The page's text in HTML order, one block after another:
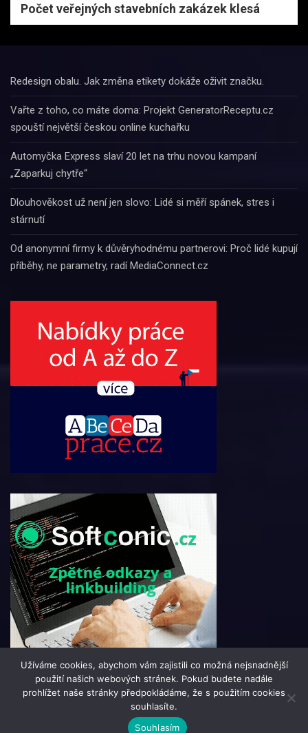
Počet veřejných stavebních zakázek klesá
Redesign obalu. Jak změna etikety dokáže oživit značku.
Vařte z toho, co máte doma: Projekt GeneratorReceptu.cz
spouští největší českou online kuchařku
Automyčka Express slaví 20 let na trhu novou kampaní
„Zaparkuj chytře“
Dlouhověkost už není jen slovo: Lidé si měří spánek, stres i
stárnutí
Od anonymní firmy k důvěryhodnému partnerovi: Proč lidé kupují
příběhy, ne parametry, radí MediaConnect.cz
© 2016 - 2024 i-Portal.cz | člen skupiny 123jobs Media |
Všechna práva vyhrazena | Theme by
Užíváme cookies, abychom vám zajistili co možná nejsnadnější
použití našich webových stránek. Pokud budete nadále
prohlížet naše stránky předpokládáme, že s použitím cookies
souhlasíte.
Souhlasím